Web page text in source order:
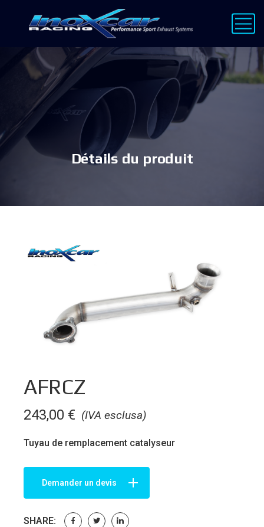
Détails du produit
AFRCZ
(IVA esclusa)
243,00 €
Tuyau de remplacement catalyseur
Demander un devis
SHARE: